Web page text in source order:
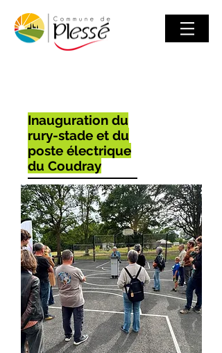
Inauguration du
rury-stade et du
poste électrique
du Coudray